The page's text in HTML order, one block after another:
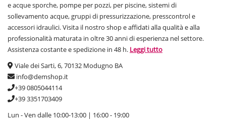
e acque sporche, pompe per pozzi, per piscine, sistemi di
sollevamento acque, gruppi di pressurizzazione, presscontrol e
accessori idraulici. Visita il nostro shop e affidati alla qualità e alla
professionalità maturata in oltre 30 anni di esperienza nel settore.
Assistenza costante e spedizione in 48 h. Leggi tutto
Viale dei Sarti, 6, 70132 Modugno BA
info@demshop.it
+39 0805044114
+39 3351703409
Lun - Ven dalle 10:00-13:00 | 16:00 - 19:00